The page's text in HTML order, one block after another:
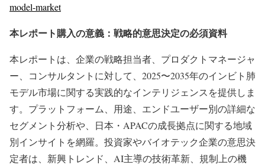
model-market
本レポート購入の意義：戦略的意思決定の必須資料
本レポートは、企業の戦略担当者、プロダクトマネージャ
ー、コンサルタントに対して、2025〜2035年のインビト肺
モデル市場に関する実践的なインテリジェンスを提供しま
す。プラットフォーム、用途、エンドユーザー別の詳細な
セグメント分析や、日本・APACの成長拠点に関する地域
別インサイトを網羅。投資家やバイオテック企業の意思決
定者は、新興トレンド、AI主導の技術革新、規制上の機